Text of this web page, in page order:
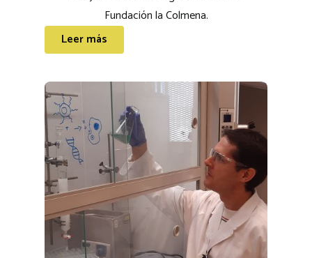
Fundación la Colmena.
Leer más